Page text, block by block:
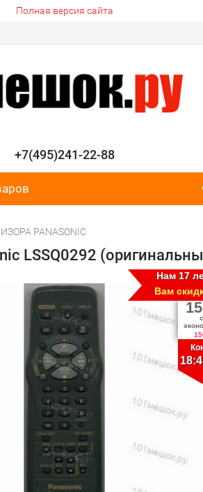
Полная версия сайта
+7(495)241-22-88
PANASONIC
LSSQ0292
Нам 17
Вам
15